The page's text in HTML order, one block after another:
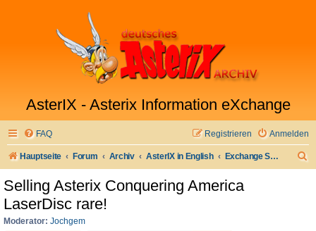
AsterIX - Asterix Information eXchange
FAQ Anmelden
Registrieren
Hauptseite Forum Archiv AsterIX in English Exchange Sell & Buy Market
Selling Asterix Conquering America
LaserDisc rare!
Moderator: Jochgem